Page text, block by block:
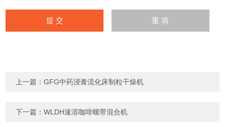
上一篇：GFG中药浸膏流化床制粒干燥机
下一篇：WLDH速溶咖啡螺带混合机